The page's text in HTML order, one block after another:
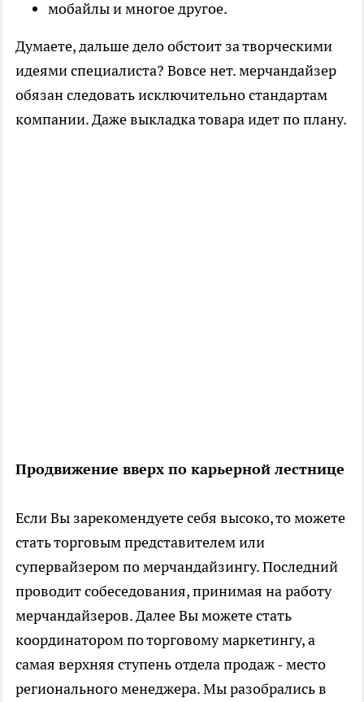
мобайлы и многое другое.
Думаете, дальше дело обстоит за творческими
идеями специалиста? Вовсе нет. мерчандайзер
обязан следовать исключительно стандартам
компании. Даже выкладка товара идет по плану.
Продвижение вверх по карьерной лестнице
Если Вы зарекомендуете себя высоко, то можете
стать торговым представителем или
супервайзером по мерчандайзингу. Последний
проводит собеседования, принимая на работу
мерчандайзеров. Далее Вы можете стать
координатором по торговому маркетингу, а
самая верхняя ступень отдела продаж - место
регионального менеджера. Мы разобрались в